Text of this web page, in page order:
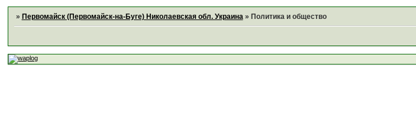
» Первомайск (Первомайск-на-Буге) Николаевская обл. Украина » Политика и общество